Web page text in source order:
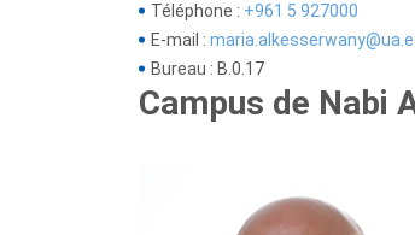
Téléphone : +961 5 927000
E-mail :
Bureau : B.0.17
Campus de Nabi